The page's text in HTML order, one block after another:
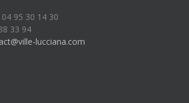
95 30 14 30
33 94
lucciana.com